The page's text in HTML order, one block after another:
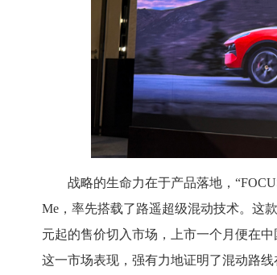
战略的生命力在于产品落地，
Me，率先搭载了路遥超级混动技术。这
元起的售价切入市场，上市一个月便在
这一市场表现，强有力地证明了混动路